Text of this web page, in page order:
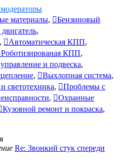
материалы,
Бензиновый
,
, Автоматическая КПП,
Роботизированая КПП,
и подвеска,
, Выхлопная система,
светотехника,
Проблемы с
,
Охранные
Кузовной ремонт и покраска,
Re: Звонкий стук спереди